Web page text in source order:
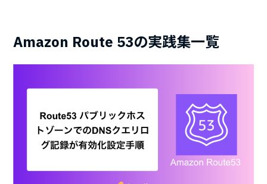
Amazon Route 53の実践集一覧